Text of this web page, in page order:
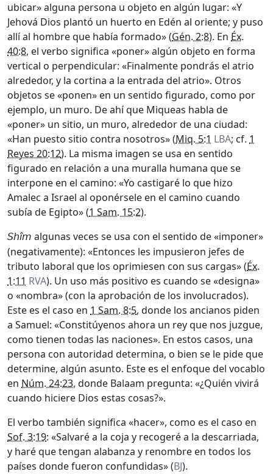
ubicar» alguna persona u objeto en algún lugar: «Y
Jehová Dios plantó un huerto en Edén al oriente; y puso
allí al hombre que había formado» (Gén. 2:8). En Éx.
40:8, el verbo significa «poner» algún objeto en forma
vertical o perpendicular: «Finalmente pondrás el atrio
alrededor, y la cortina a la entrada del atrio». Otros
objetos se «ponen» en un sentido figurado, como por
ejemplo, un muro. De ahí que Miqueas habla de
«poner» un sitio, un muro, alrededor de una ciudad:
«Han puesto sitio contra nosotros» (Miq. 5:1 LBA; cf. 1
Reyes 20:12). La misma imagen se usa en sentido
figurado en relación a una muralla humana que se
interpone en el camino: «Yo castigaré lo que hizo
Amalec a Israel al oponérsele en el camino cuando
subía de Egipto» (1 Sam. 15:2).
Shîm algunas veces se usa con el sentido de «imponer»
(negativamente): «Entonces les impusieron jefes de
tributo laboral que los oprimiesen con sus cargas» (Éx.
1:11 RVA). Un uso más positivo es cuando se «designa»
o «nombra» (con la aprobación de los involucrados).
Este es el caso en 1 Sam. 8:5, donde los ancianos piden
a Samuel: «Constitúyenos ahora un rey que nos juzgue,
como tienen todas las naciones». En estos casos, una
persona con autoridad determina, o bien se le pide que
determine, algún asunto. Este es el enfoque del vocablo
en Núm. 24:23, donde Balaam pregunta: «¿Quién vivirá
cuando hiciere Dios estas cosas?».
El verbo también significa «hacer», como es el caso en
Sof. 3:19: «Salvaré a la coja y recogeré a la descarriada,
y haré que tengan alabanza y renombre en todos los
países donde fueron confundidas» (BJ).